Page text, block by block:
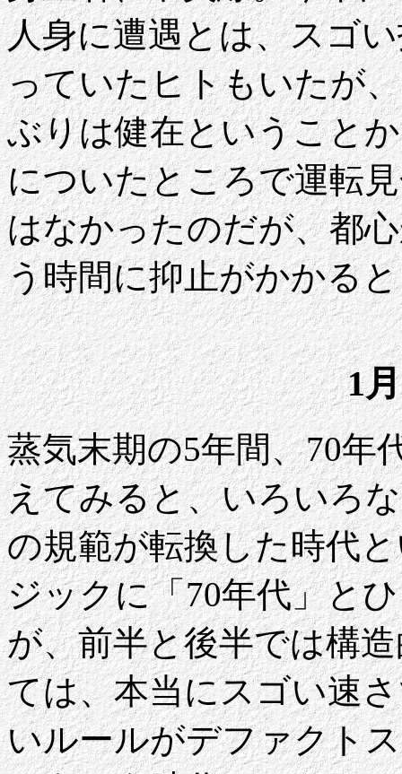
人身に遭遇とは、スゴ
っていたヒトもいたが
ぶりは健在ということ
についたところで運転
はなかったのだが、都
う時間に抑止がかかる
1
蒸気末期の5年間、70年
えてみると、いろいろ
の規範が転換した時代
ジックに「70年代」と
が、前半と後半では構
ては、本当にスゴい速
いルールがデファクト